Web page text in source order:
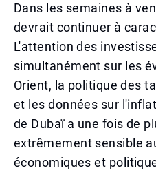
Dans les semaines à
devrait continuer à
L'attention des
simultanément sur les
Orient, la politique des
et les données sur
de Dubaï a une fois de
extrêmement sensible
économiques et